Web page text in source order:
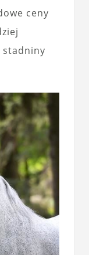
ceny
stadniny